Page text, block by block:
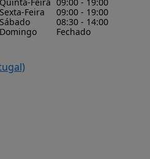
Sexta-Feira
09:00 - 19:00
Sábado
08:30 - 14:00
Domingo
Fechado